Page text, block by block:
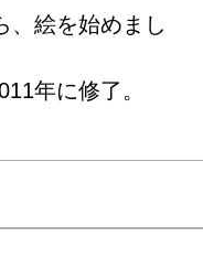
、絵を始めまし
年に修了。